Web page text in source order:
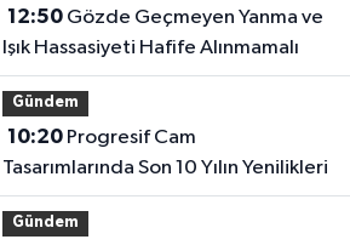
12:50Gözde Geçmeyen Yanma ve
Işık Hassasiyeti Hafife Alınmamalı
Gündem
10:20Progresif Cam
Tasarımlarında Son 10 Yılın Yenilikleri
Gündem